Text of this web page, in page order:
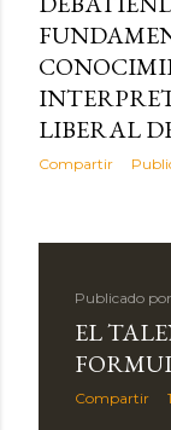
LIBERAL
Compartir
Publicado por
EL
Compartir